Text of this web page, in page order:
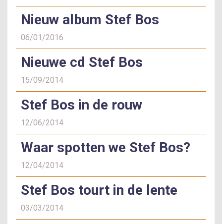
Nieuw album Stef Bos
06/01/2016
Nieuwe cd Stef Bos
15/09/2014
Stef Bos in de rouw
12/06/2014
Waar spotten we Stef Bos?
12/04/2014
Stef Bos tourt in de lente
03/03/2014